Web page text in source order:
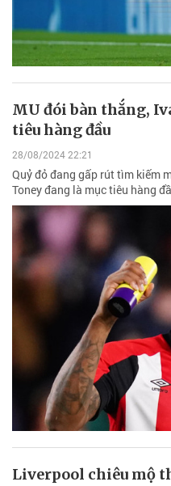
MU đói bàn thắng,
tiêu hàng đầu
28/08/2024 22:21
Quỷ đỏ đang gấp rút tìm kiếm
Toney đang là mục tiêu hàng
Liverpool chiêu mộ